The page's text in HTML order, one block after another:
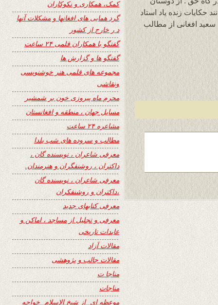
حکایات زنده یاد استاد
افغانی از مطالب
کمک، همکاری و نکوکاران
گرد همایی های افغانها و مشکلات آنها
د ر خارج از کشور
گفتگو با همکاران قلمی ۲۴ ساعت
گفتگو ها و گزارش ها
مجموعه های قلمی هنر خوشنویسی
ونقاشی
محرم ماه پیروزی خون بر شمشیر
مسایل جهان ، منطقه و افغانستان
مشاعره ۲۴ ساعت
مطالب و سروده های شب یلدا
معرفی شاعران ، نویسنده گان ،
داکتران ، روشنفگران و هنرمندان.
معرفی شاعران ، نویسنده گان
،داکتران و روشنفکران
معرفی کتابهای جدید
معرفی و تجلیل از مساجد ، اماکن و
عابدات تاریخی
مقالات آزاد
مقالات جالب و پژوهشی
مناجا ت
مناجات
موعظه ای از شیخ الاسلام خواجه